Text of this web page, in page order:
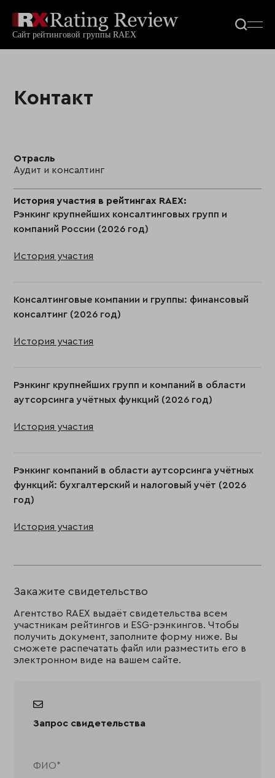
Контакт
Отрасль
Аудит и консалтинг
История участия в рейтингах RAEX:
Рэнкинг крупнейших консалтинговых групп и
компаний России (2026 год)
История участия
Консалтинговые компании и группы: финансовый
консалтинг (2026 год)
История участия
Рэнкинг крупнейших групп и компаний в области
аутсорсинга учётных функций (2026 год)
История участия
Рэнкинг компаний в области аутсорсинга учётных
функций: бухгалтерский и налоговый учёт (2026
год)
История участия
Закажите свидетельство
Агентство RAEX выдаёт свидетельства всем
участникам рейтингов и ESG-рэнкингов. Чтобы
получить документ, заполните форму ниже. Вы
сможете распечатать файл или разместить его в
электронном виде на вашем сайте.
Запрос свидетельства